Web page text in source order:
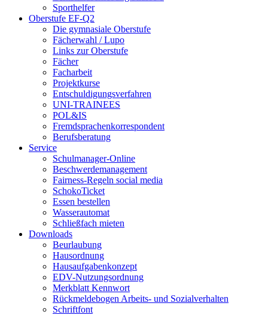
Sporthelfer
Oberstufe EF-Q2
Die gymnasiale Oberstufe
Fächerwahl / Lupo
Links zur Oberstufe
Fächer
Facharbeit
Projektkurse
Entschuldigungsverfahren
UNI-TRAINEES
POL&IS
Fremdsprachenkorrespondent
Berufsberatung
Service
Schulmanager-Online
Beschwerdemanagement
Fairness-Regeln social media
SchokoTicket
Essen bestellen
Wasserautomat
Schließfach mieten
Downloads
Beurlaubung
Hausordnung
Hausaufgabenkonzept
EDV-Nutzungsordnung
Merkblatt Kennwort
Rückmeldebogen Arbeits- und Sozialverhalten
Schriftfont